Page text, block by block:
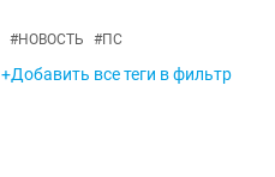
#НОВОСТЬ #ПС
+Добавить все теги в фильтр